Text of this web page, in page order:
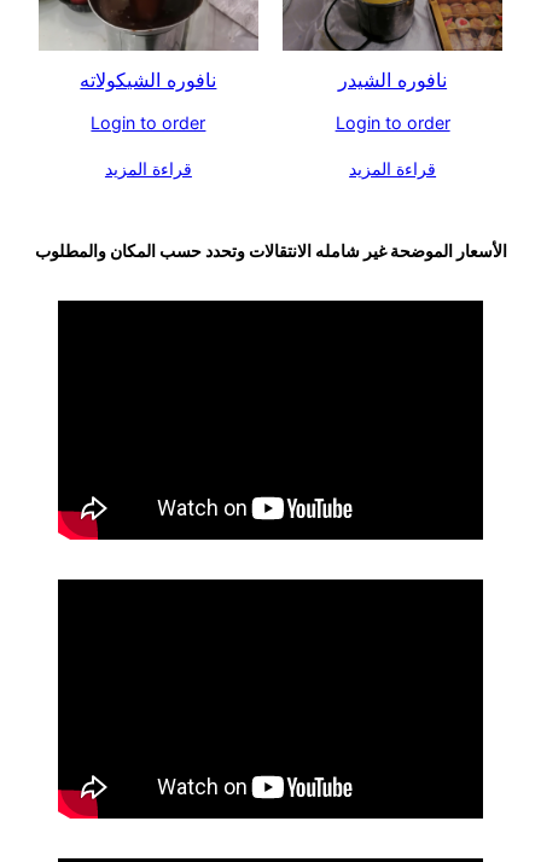
نافوره الشيدر
Login to order
قراءة المزيد
نافوره الشيكولاته
Login to order
قراءة المزيد
الأسعار الموضحة غير شامله الانتقالات وتحدد حسب المكان والمطلوب